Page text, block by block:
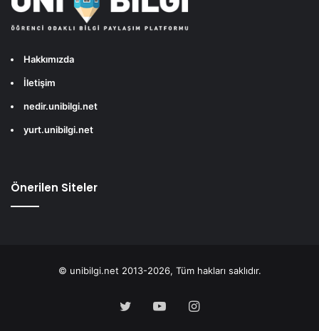
Hakkımızda
İletişim
nedir.unibilgi.net
yurt.unibilgi.net
Önerilen Siteler
© unibilgi.net 2013-2026, Tüm hakları saklıdır.
Twitter YouTubeInstagram